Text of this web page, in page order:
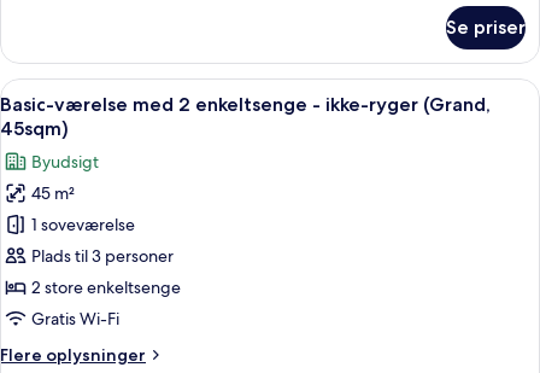
hjørneværelse
(Grand,
45sqm)
værelse
1
kingsize-
-
ikke-
ryger
hjørneværelse
45sqm)
Se priser
Indlæs
alle
billeder
af
Basic-
værelse
med
2
enkeltsenge
Et hotelværelse med to senge, en
13
Basic-værelse med 2 enkeltsenge - ikke-ryger (Grand,
45sqm)
Byudsigt
45 m²
1 soveværelse
Plads til 3 personer
2 store enkeltsenge
Gratis Wi-Fi
Flere oplysninger
Flere